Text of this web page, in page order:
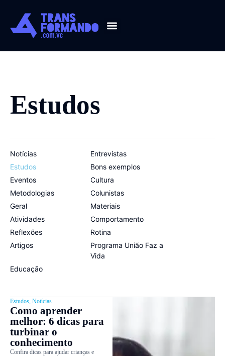
Estudos
Notícias
Entrevistas
Estudos
Bons exemplos
Eventos
Cultura
Metodologias
Colunistas
Geral
Materiais
Atividades
Comportamento
Reflexões
Rotina
Artigos
Programa União Faz a
Vida
Educação
Estudos, Notícias
Como aprender
melhor: 6 dicas para
turbinar o
conhecimento
Confira dicas para ajudar crianças e